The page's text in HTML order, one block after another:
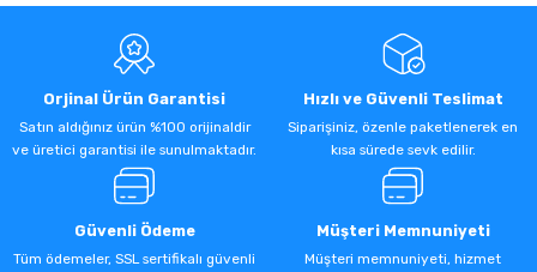
Orjinal Ürün Garantisi
Satın aldığınız ürün %100 orijinaldir
ve üretici garantisi ile sunulmaktadır.
Hızlı ve Güvenli Teslimat
Siparişiniz, özenle paketlenerek en
kısa sürede sevk edilir.
Güvenli Ödeme
Tüm ödemeler, SSL sertifikalı güvenli
Müşteri Memnuniyeti
Müşteri memnuniyeti, hizmet